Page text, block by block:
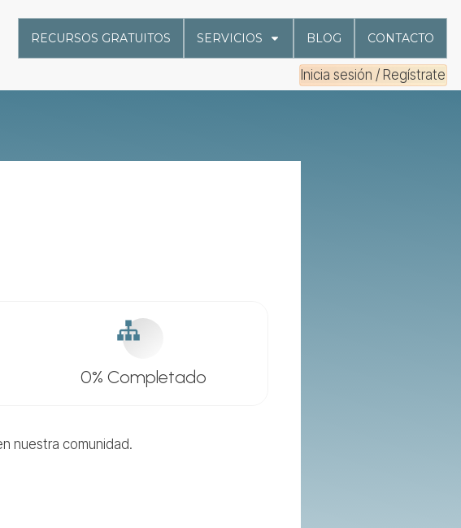
RECURSOS GRATUITOS SERVICIOS BLOG CONTACTO
Inicia sesión / Regístrate
0% Completado
nuestra comunidad.